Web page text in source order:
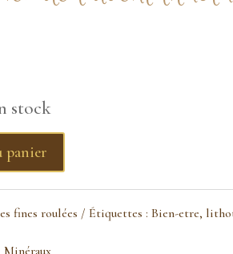
stock
panier
fines roulées Étiquettes : Bien-etre,
Minéraux